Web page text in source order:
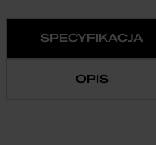
SPECYFIKACJA
OPIS